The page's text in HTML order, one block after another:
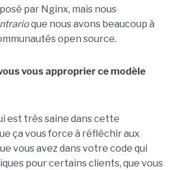
par Nginx, mais nous
que nous avons beaucoup à
open source.
vous approprier ce modèle
est très saine dans cette
ça vous force à réfléchir aux
vous avez dans votre code qui
pour certains clients, que vous